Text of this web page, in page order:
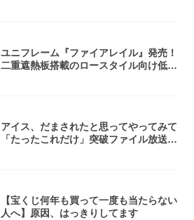
ユニフレーム『ファイアレイル』発売！
二重遮熱板搭載のロースタイル向け低型
アイス、だまされたと思ってやってみて
「たったこれだけ」突破ファイル放送で
【宝くじ何年も買って一度も当たらない
人へ】原因、はっきりしてます